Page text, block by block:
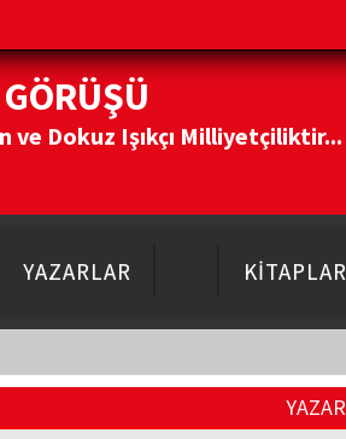
ve Dokuz Işıkçı Milliyetçiliktir...
YAZARLAR KİTAPLAR
YAZAR